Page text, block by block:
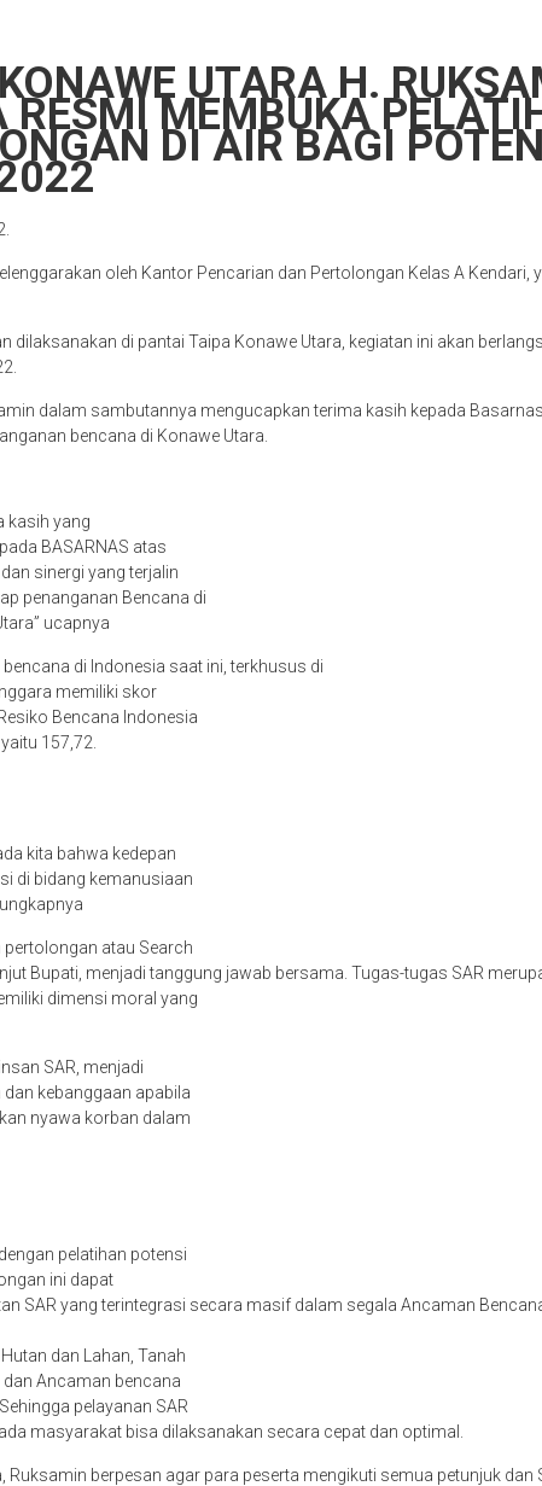
UTARA H.
RESMI MEMBUKA
DI AIR BAGI
oleh Kantor Pencarian dan Pertolongan Kelas A Kendari,
dilaksanakan di pantai Taipa Konawe Utara, kegiatan ini akan
dalam sambutannya mengucapkan terima kasih kepada
bencana di Konawe Utara.
kasih yang
BASARNAS atas
sinergi yang terjalin
penanganan Bencana di
ucapnya
di Indonesia saat ini, terkhusus di
memiliki skor
Bencana Indonesia
157,72.
kita bahwa kedepan
di bidang kemanusiaan
atau Search
Bupati, menjadi tanggung jawab bersama. Tugas-tugas SAR
dimensi moral yang
SAR, menjadi
kebanggaan apabila
nyawa korban dalam
pelatihan potensi
ini dapat
SAR yang terintegrasi secara masif dalam segala Ancaman
dan Lahan, Tanah
dan Ancaman bencana
pelayanan SAR
masyarakat bisa dilaksanakan secara cepat dan optimal.
Ruksamin berpesan agar para peserta mengikuti semua petunjuk dan